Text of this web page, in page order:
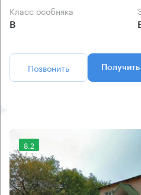
Класс особняка
B
Позвонить
8.2